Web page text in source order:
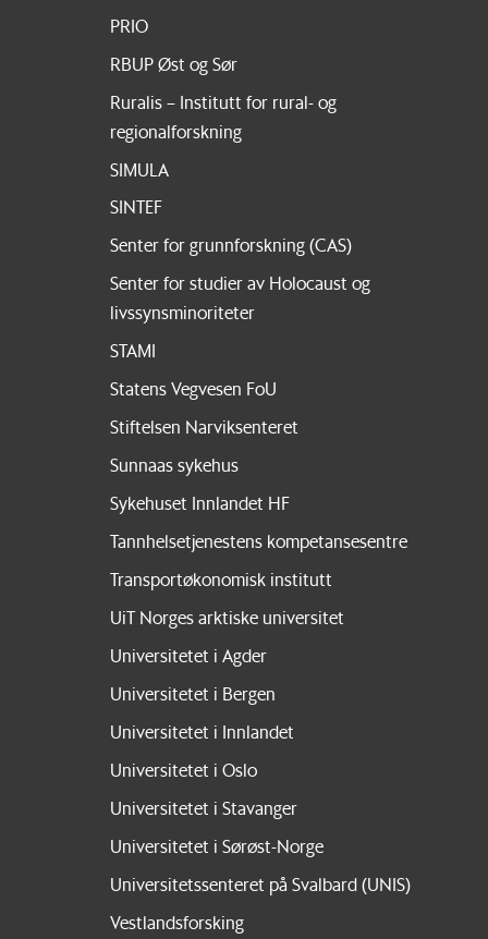
PRIO
RBUP Øst og Sør
Ruralis – Institutt for rural- og
regionalforskning
SIMULA
SINTEF
Senter for grunnforskning (CAS)
Senter for studier av Holocaust og
livssynsminoriteter
STAMI
Statens Vegvesen FoU
Stiftelsen Narviksenteret
Sunnaas sykehus
Sykehuset Innlandet HF
Tannhelsetjenestens kompetansesentre
Transportøkonomisk institutt
UiT Norges arktiske universitet
Universitetet i Agder
Universitetet i Bergen
Universitetet i Innlandet
Universitetet i Oslo
Universitetet i Stavanger
Universitetet i Sørøst-Norge
Universitetssenteret på Svalbard (UNIS)
Vestlandsforsking